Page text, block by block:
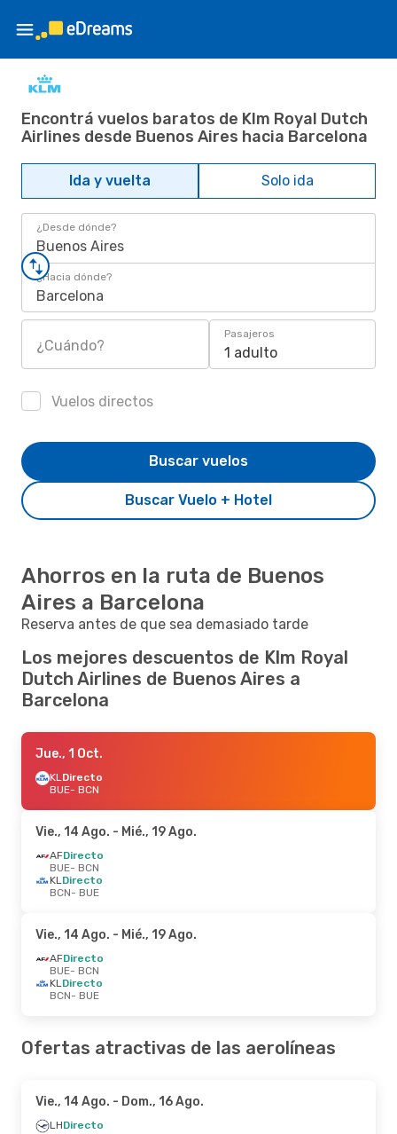
Encontrá vuelos baratos de Klm Royal Dutch
Airlines desde Buenos Aires hacia Barcelona
Ida y vuelta Solo ida
¿Desde dónde?
Buenos Aires
¿Hacia dónde?
Barcelona
¿Cuándo?
Pasajeros
1 adulto
Vuelos directos
Buscar Vuelo + Hotel
Buscar vuelos
Ahorros en la ruta de Buenos
Aires a Barcelona
Reserva antes de que sea demasiado tarde
Los mejores descuentos de Klm Royal
Dutch Airlines de Buenos Aires a
Barcelona
Jue., 1 Oct.
KLDirecto
BUE- BCN
Vie., 14 Ago. - Mié., 19 Ago.
AFDirecto
BUE- BCN
KLDirecto
BCN- BUE
Vie., 14 Ago. - Mié., 19 Ago.
AFDirecto
BUE- BCN
KLDirecto
BCN- BUE
Ofertas atractivas de las aerolíneas
Vie., 14 Ago. - Dom., 16 Ago.
LHDirecto